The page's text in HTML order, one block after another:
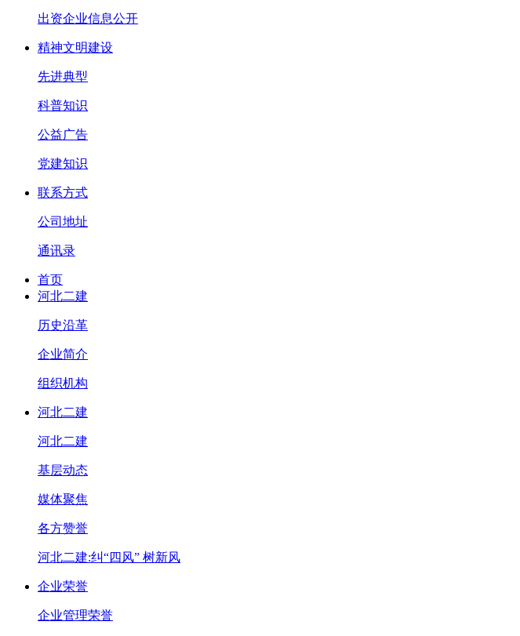
出资企业信息公开
精神文明建设
先进典型
科普知识
公益广告
党建知识
联系方式
公司地址
通讯录
首页
河北二建
历史沿革
企业简介
组织机构
河北二建
河北二建
基层动态
媒体聚焦
各方赞誉
河北二建:纠“四风” 树新风
企业荣誉
企业管理荣誉